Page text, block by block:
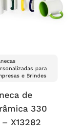
para
e Brindes
de
330
X13282